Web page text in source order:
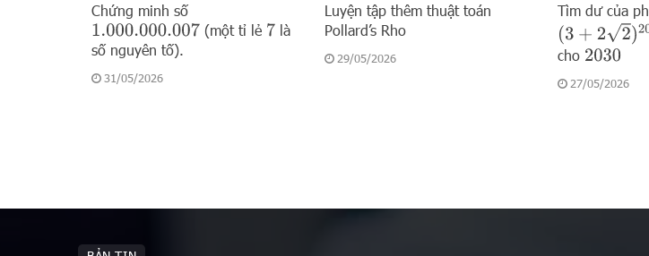
Chứng minh số
1.000.000.007
(một tỉ lẻ 7 là
số nguyên tố).
31/05/2026
Luyện tập thêm thuật toán
Pollard’s Rho
29/05/2026
Tìm dư của
(3+22)2027+
cho 2030
27/05/2026